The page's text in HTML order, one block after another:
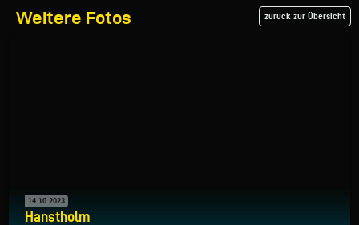
Weitere Fotos zurück zur Übersicht
14.10.2023
Hanstholm